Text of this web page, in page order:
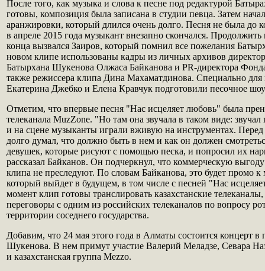
После того, как музыка и слова к песне под редактурой
готовы, композиция была записана в студии певца. Затем
аранжировки, который длился очень долго. Песня не была до
в апреле 2015 года музыкант внезапно скончался. Продолжить
конца вызвался Заиров, который помнил все пожелания
новом клипе использованы кадры из личных архивов
Батырхана Шукенова Олжаса Байканова и PR-директора
также режиссера клипа Дина Махаматдинова. Специально
Екатерина Джебко и Елена Кравчук подготовили песочное
Отметим, что впервые песня "Нас исцеляет любовь" была
телеканала MuzZone. "Но там она звучала в таком виде: звучал
и на сцене музыканты играли вживую на инструментах. Перед
долго думал, что должно быть в нем и как он должен
девушек, которые рисуют с помощью песка, и попросил их
рассказал Байканов. Он подчеркнул, что коммерческую выгоду
клипа не преследуют. По словам Байканова, это будет промо
который выйдет в будущем, в том числе с песней "Нас
момент клип готовы транслировать казахстанские телеканалы,
переговоры с одним из российских телеканалов по вопросу
территории соседнего государства.
Добавим, что 24 мая этого года в Алматы состоится концерт в
Шукенова. В нем примут участие Валерий Меладзе, Севара
и казахстанская группа Mezzo.